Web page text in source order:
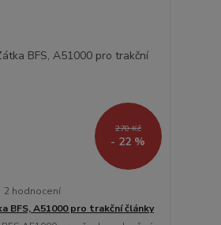
270 Kč
- 22 %
2 hodnocení
BFS, A51000 pro trakční články